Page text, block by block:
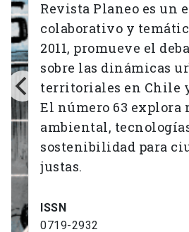
Revista Planeo es un
colaborativo y
2011, promueve el
sobre las dinámicas
territoriales en Chile
El número 63 explora
ambiental,
sostenibilidad para
justas.
ISSN
0719-2932